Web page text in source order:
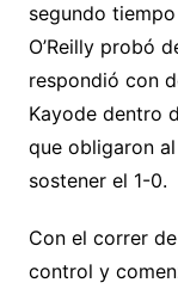
segundo
O’Reilly probó
respondió con
Kayode dentro
que obligaron
sostener el 1-0.
Con el correr
control y